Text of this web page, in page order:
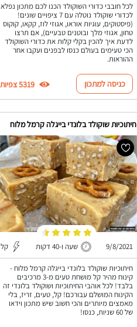
לכל חובבי כדורי השוקולד הכנו לכם מתכון נפלא
לכדורי שוקולד נוטלה עם 7 ציפויים שונים!
(פיסטוקים, עוגיות אוראו, אגוזי לוז, קקאו, קוקוס
טחון, אגוזי מלך ובוטנים טבעיים), אם תרצו
לדעת איך להכין בקלי קלות את כדורי השוקולד
הכי טעימים בעולם כנסו לבפנים ועקבו אחר
ההוראות.
כניסה למתכון 5319 צפיות
חיתוכיות שוקולד בלונדי בייגלה קרמל מלוח
9/8/2021 שעה ו-40 דקות קל
חיתוכיות שוקולד בלונדי בייגלה קרמל מלוח -
קינוח מהיר קל מושחת טעים מ-3 מרכיבים
בלבד! לכל אוהבי החיתוכיות ושוקולד בלונדי זה
הקינוח המושלם עבורכם! קל, טעים, זריז, בלי
מאמצים מיותרים והכי חשוב שיש מתכון וידאו
של 60 שניות, כנסו!